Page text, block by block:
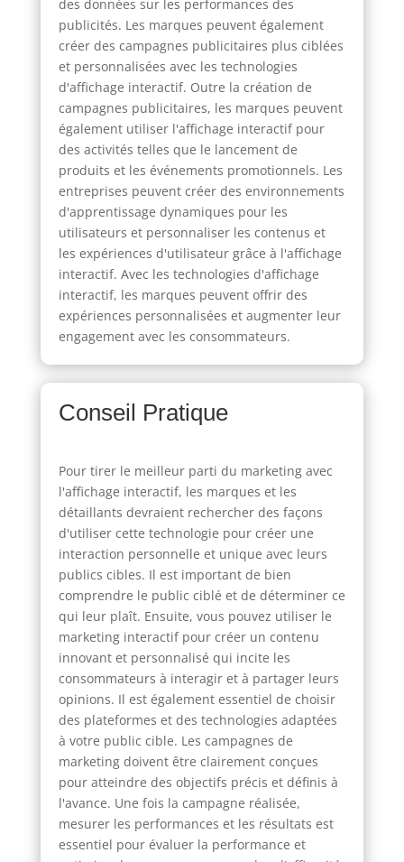
des données sur les performances des
publicités. Les marques peuvent également
créer des campagnes publicitaires plus ciblées
et personnalisées avec les technologies
d'affichage interactif. Outre la création de
campagnes publicitaires, les marques peuvent
également utiliser l'affichage interactif pour
des activités telles que le lancement de
produits et les événements promotionnels. Les
entreprises peuvent créer des environnements
d'apprentissage dynamiques pour les
utilisateurs et personnaliser les contenus et
les expériences d'utilisateur grâce à l'affichage
interactif. Avec les technologies d'affichage
interactif, les marques peuvent offrir des
expériences personnalisées et augmenter leur
engagement avec les consommateurs.
Conseil Pratique
Pour tirer le meilleur parti du marketing avec
l'affichage interactif, les marques et les
détaillants devraient rechercher des façons
d'utiliser cette technologie pour créer une
interaction personnelle et unique avec leurs
publics cibles. Il est important de bien
comprendre le public ciblé et de déterminer ce
qui leur plaît. Ensuite, vous pouvez utiliser le
marketing interactif pour créer un contenu
innovant et personnalisé qui incite les
consommateurs à interagir et à partager leurs
opinions. Il est également essentiel de choisir
des plateformes et des technologies adaptées
à votre public cible. Les campagnes de
marketing doivent être clairement conçues
pour atteindre des objectifs précis et définis à
l'avance. Une fois la campagne réalisée,
mesurer les performances et les résultats est
essentiel pour évaluer la performance et